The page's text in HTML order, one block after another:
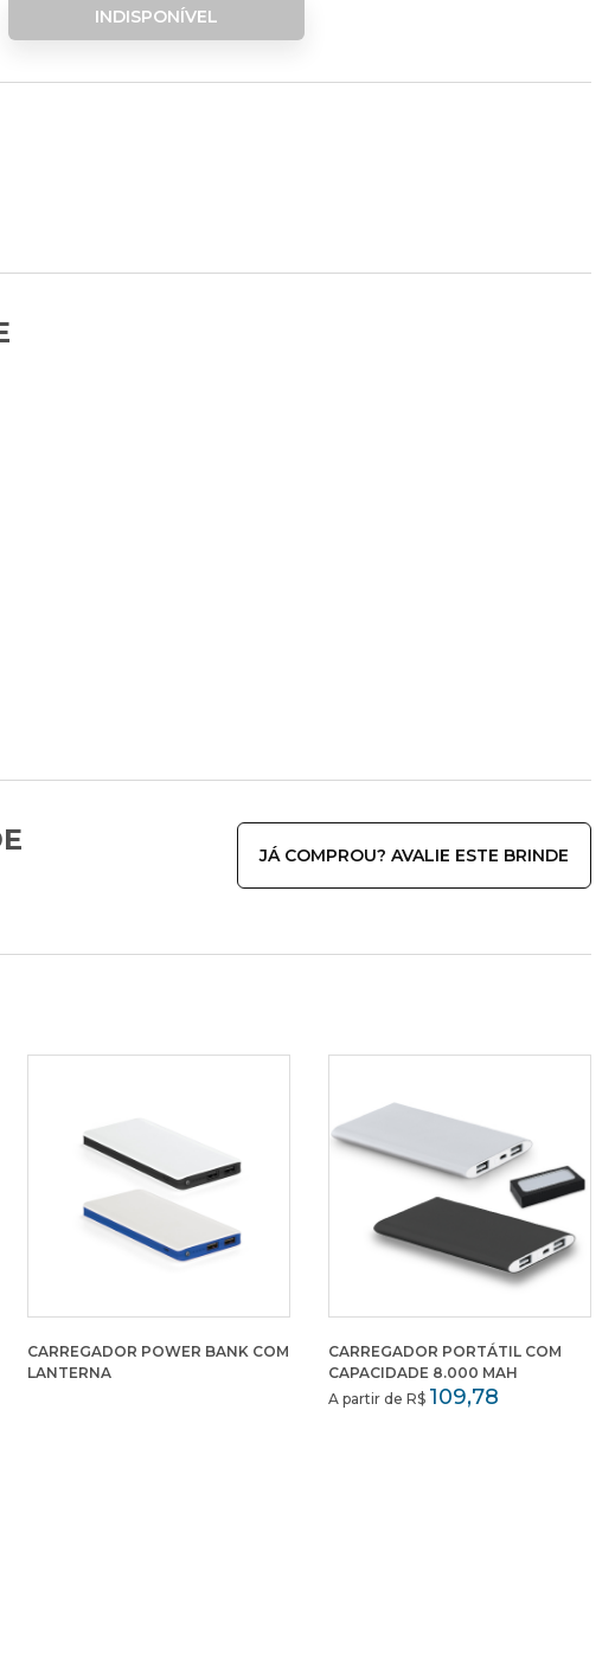
INDISPONÍVEL
JÁ COMPROU? AVALIE ESTE BRINDE
CARREGADOR POWER BANK COM
LANTERNA
CARREGADOR PORTÁTIL COM
CAPACIDADE 8.000 MAH
A partir de R$ 109,78